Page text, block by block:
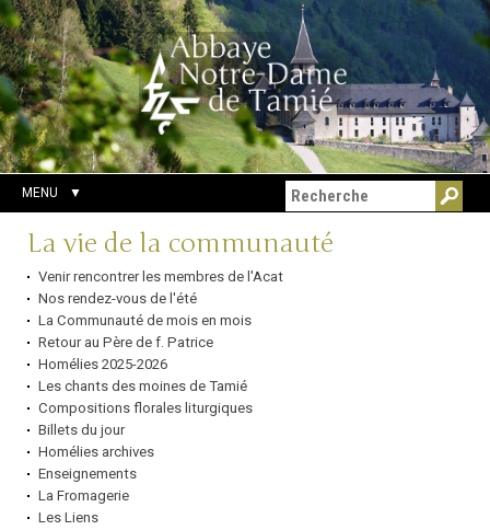
Aller
au
contenu.
|
Aller
à
la
navigation
Outils
personnels
Chercher par
Recherche
avancée…
MENU
Navigation
La vie de la communauté
Venir rencontrer les membres de l'Acat
Nos rendez-vous de l'été
La Communauté de mois en mois
Retour au Père de f. Patrice
Homélies 2025-2026
Les chants des moines de Tamié
Compositions florales liturgiques
Billets du jour
Homélies archives
Enseignements
La Fromagerie
Les Liens